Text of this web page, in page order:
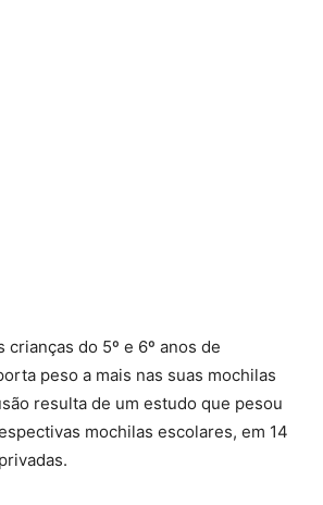
crianças do 5º e 6º anos de
peso a mais nas suas mochilas
resulta de um estudo que pesou
mochilas escolares, em 14